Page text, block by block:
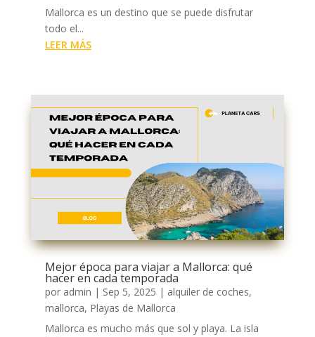
Mallorca es un destino que se puede disfrutar
todo el...
LEER MÁS
Mejor época para viajar a Mallorca: qué
hacer en cada temporada
por admin | Sep 5, 2025 | alquiler de coches,
mallorca, Playas de Mallorca
Mallorca es mucho más que sol y playa. La isla